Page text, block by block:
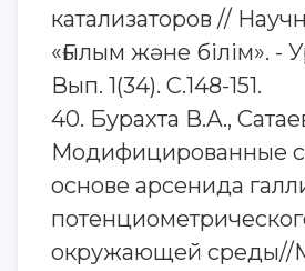
катализаторов //
«Ғылым және білім». -
Вып. 1(34). С.148-151.
40. Бурахта В.А.,
Модифицированные
основе арсенида
окружающей среды//